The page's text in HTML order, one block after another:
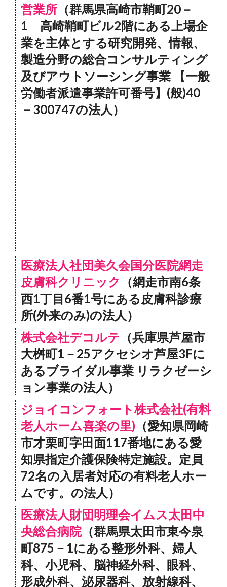
営業所 （群馬県高崎市鞘町20－
1 高崎鞘町ビル2階にある上場企
業を主体とする研究開発、情報、
製造分野の総合コンサルティング
及びアウトソーシング事業 【一般
労働者派遣事業許可番号】(般)40
－300747の法人）
医療法人社団美久会国分医院網走
皮膚科クリニック
（網走市南6条
西1丁目6番1号にある皮膚科診療
所(外来のみ)の法人）
株式会社デコルテ （兵庫県芦屋市
大桝町1－25アクセシオ芦屋3Fに
あるブライダル事業 リラクゼーシ
ョン事業の法人）
ジョイコンフォート株式会社(有料
老人ホーム喜楽の里) （愛知県岡崎
市才栗町字田面117番地にある愛
知県指定介護保険特定施設。定員
72名の入居者対応の有料老人ホー
ムです。の法人）
医療法人財団明理会イムス太田中
央総合病院（群馬県太田市東今泉
町875－1にある整形外科、婦人
科、小児科、脳神経外科、眼科、
形成外科、泌尿器科、放射線科、